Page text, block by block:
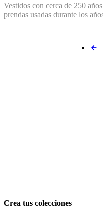
Vestidos con cerca de 250
prendas usadas durante los
Crea tus colecciones